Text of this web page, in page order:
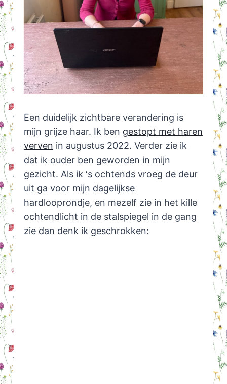
Een duidelijk zichtbare verandering is
mijn grijze haar. Ik ben gestopt met haren
verven in augustus 2022. Verder zie ik
dat ik ouder ben geworden in mijn
gezicht. Als ik ‘s ochtends vroeg de deur
uit ga voor mijn dagelijkse
hardlooprondje, en mezelf zie in het kille
ochtendlicht in de stalspiegel in de gang
zie dan denk ik geschrokken: